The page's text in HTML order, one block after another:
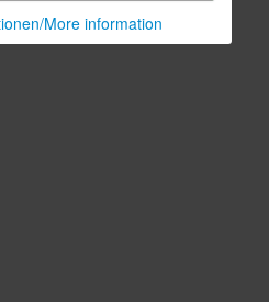
More information